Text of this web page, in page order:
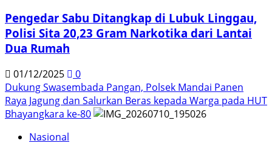
Pengedar Sabu Ditangkap di Lubuk Linggau,
Polisi Sita 20,23 Gram Narkotika dari Lantai
Dua Rumah
01/12/2025
0
Dukung Swasembada Pangan, Polsek Mandai Panen
Raya Jagung dan Salurkan Beras kepada Warga pada HUT
Bhayangkara ke-80
Nasional